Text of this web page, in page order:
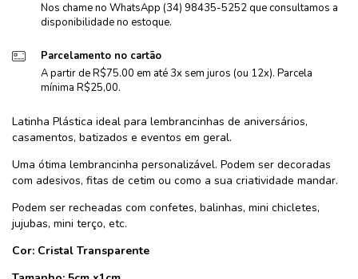
Nos chame no WhatsApp (34) 98435-5252 que consultamos a
disponibilidade no estoque.
Parcelamento no cartão
A partir de R$75.00 em até 3x sem juros (ou 12x). Parcela
mínima R$25,00.
Latinha Plástica ideal para lembrancinhas de aniversários,
casamentos, batizados e eventos em geral.
Uma ótima lembrancinha personalizável. Podem ser decoradas
com adesivos, fitas de cetim ou como a sua criatividade mandar.
Podem ser recheadas com confetes, balinhas, mini chicletes,
jujubas, mini terço, etc.
Cor: Cristal Transparente